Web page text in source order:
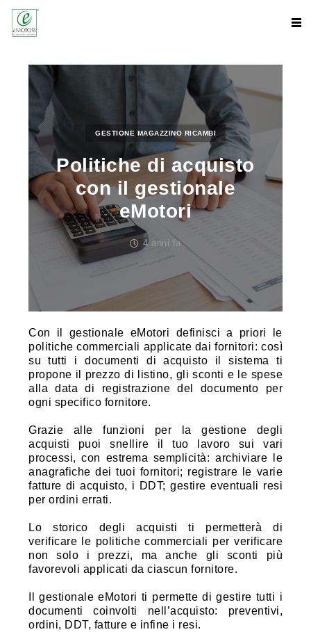
GESTIONE MAGAZZINO RICAMBI
Politiche di acquisto
con il gestionale
eMotori
4 anni fa
Con il gestionale eMotori definisci a priori le
politiche commerciali applicate dai fornitori: così
su tutti i documenti di acquisto il sistema ti
propone il prezzo di listino, gli sconti e le spese
alla data di registrazione del documento per
ogni specifico fornitore.
Grazie alle funzioni per la gestione degli
acquisti puoi snellire il tuo lavoro sui vari
processi, con estrema semplicità: archiviare le
anagrafiche dei tuoi fornitori; registrare le varie
fatture di acquisto, i DDT; gestire eventuali resi
per ordini errati.
Lo storico degli acquisti ti permetterà di
verificare le politiche commerciali per verificare
non solo i prezzi, ma anche gli sconti più
favorevoli applicati da ciascun fornitore.
Il gestionale eMotori ti permette di gestire tutti i
documenti coinvolti nell’acquisto: preventivi,
ordini, DDT, fatture e infine i resi.